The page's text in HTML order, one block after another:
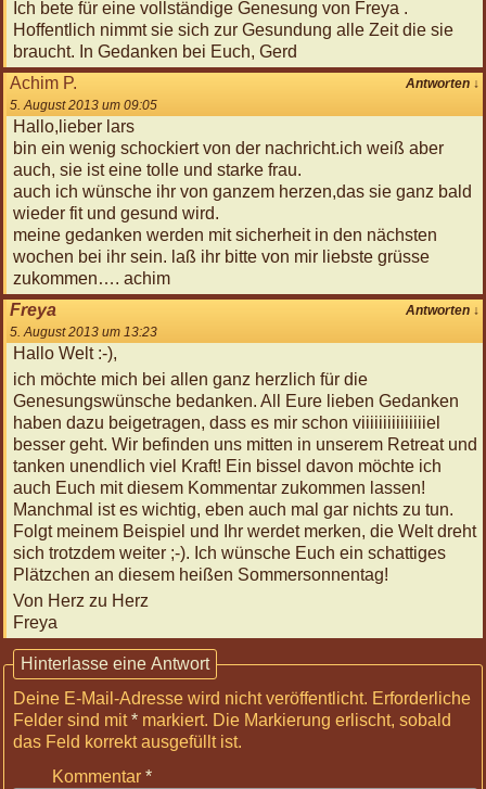
Ich bete für eine vollständige Genesung von Freya .
Hoffentlich nimmt sie sich zur Gesundung alle Zeit die sie
braucht. In Gedanken bei Euch, Gerd
Antworten ↓
Achim P.
5. August 2013 um 09:05
Hallo,lieber lars
bin ein wenig schockiert von der nachricht.ich weiß aber
auch, sie ist eine tolle und starke frau.
auch ich wünsche ihr von ganzem herzen,das sie ganz bald
wieder fit und gesund wird.
meine gedanken werden mit sicherheit in den nächsten
wochen bei ihr sein. laß ihr bitte von mir liebste grüsse
zukommen…. achim
Antworten ↓
Freya
5. August 2013 um 13:23
Hallo Welt :-),
ich möchte mich bei allen ganz herzlich für die
Genesungswünsche bedanken. All Eure lieben Gedanken
haben dazu beigetragen, dass es mir schon viiiiiiiiiiiiiiiel
besser geht. Wir befinden uns mitten in unserem Retreat und
tanken unendlich viel Kraft! Ein bissel davon möchte ich
auch Euch mit diesem Kommentar zukommen lassen!
Manchmal ist es wichtig, eben auch mal gar nichts zu tun.
Folgt meinem Beispiel und Ihr werdet merken, die Welt dreht
sich trotzdem weiter ;-). Ich wünsche Euch ein schattiges
Plätzchen an diesem heißen Sommersonnentag!
Von Herz zu Herz
Freya
Hinterlasse eine Antwort
Deine E-Mail-Adresse wird nicht veröffentlicht. Erforderliche
Felder sind mit* markiert. Die Markierung erlischt, sobald
das Feld korrekt ausgefüllt ist.
Kommentar *
12:00
Basis-
Körperreise:
Die
Chakren
07
Nov
2026
12:00
Körperreise
Tag:
Kopfgefühle
28
Nov
2026
12:00
Körperreise
Tag:
Beflügelt
Arme
und
Hände
09
Jan
2027
12:00
Körperreise
Tag:
Tragend
Beine
und
Füße